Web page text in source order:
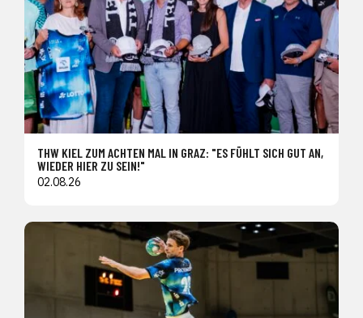
THW KIEL ZUM ACHTEN MAL IN GRAZ: "ES FÜHLT SICH GUT AN,
WIEDER HIER ZU SEIN!"
02.08.26